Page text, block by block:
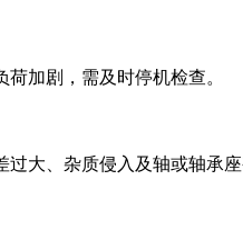
加剧，需及时停机检查。
大、杂质侵入及轴或轴承座